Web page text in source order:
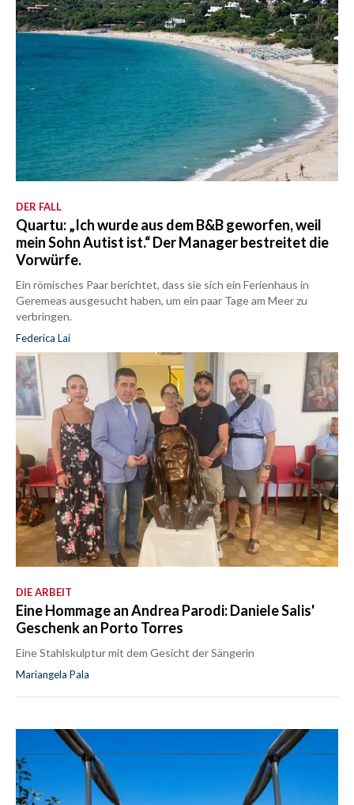
DER FALL
Quartu: „Ich wurde aus dem B&B geworfen, weil
mein Sohn Autist ist.“ Der Manager bestreitet die
Vorwürfe.
Ein römisches Paar berichtet, dass sie sich ein Ferienhaus in
Geremeas ausgesucht haben, um ein paar Tage am Meer zu
verbringen.
Federica Lai
DIE ARBEIT
Eine Hommage an Andrea Parodi: Daniele Salis'
Geschenk an Porto Torres
Eine Stahlskulptur mit dem Gesicht der Sängerin
Mariangela Pala